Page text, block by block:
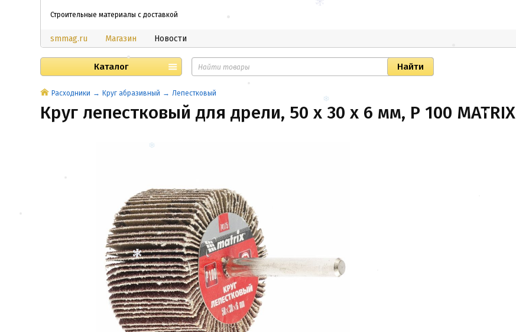
Строительные материалы с доставкой
smmag.ru Магазин Новости
Каталог
Расходники Круг абразивный Лепестковый
Круг лепестковый для дрели, 50 х 30 х 6 мм, P 100 MATRIX